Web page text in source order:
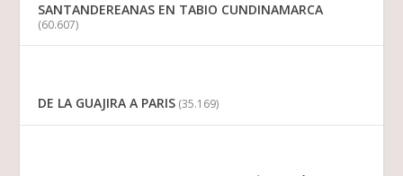
SANTANDEREANAS EN TABIO CUNDINAMARCA
(60.607)
DE LA GUAJIRA A PARIS (35.169)